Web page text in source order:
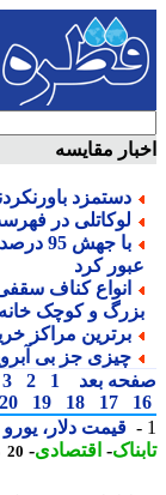
مقایسه
دستمزد باورنکردنی
لوکاتلی در فهرست
کرد
انواع کناف سقفی
و کوچک خانه
برترین مراکز خرید
چیزی جز بی آبرویی
بعد
1
2
3
4
17
18
19
20
قیمت دلار، یورو و پوند
-اقتصادی-20 دقیقه پیش - یکشنبه 18 مرداد 1405، 12:25